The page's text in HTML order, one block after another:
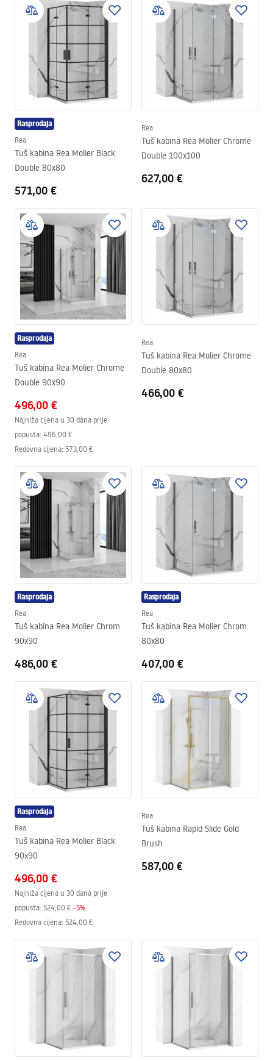
Rasprodaja
Rea
Tuš kabina Rea Molier Black
Double 80x80
571,00 €
Rea
Tuš kabina Rea Molier Chrome
Double 100x100
627,00 €
Rasprodaja
Rea
Tuš kabina Rea Molier Chrome
Double 90x90
496,00 €
Najniža cijena u 30 dana prije
popusta: 496,00 €
Redovna cijena: 573,00 €
Rea
Tuš kabina Rea Molier Chrome
Double 80x80
466,00 €
Rasprodaja
Rea
Tuš kabina Rea Molier Chrom
90x90
486,00 €
Rasprodaja
Rea
Tuš kabina Rea Molier Chrom
80x80
407,00 €
Rasprodaja
Rea
Tuš kabina Rea Molier Black
90x90
496,00 €
Najniža cijena u 30 dana prije
popusta: 524,00 € -5%
Redovna cijena: 524,00 €
Rea
Tuš kabina Rapid Slide Gold
Brush
587,00 €